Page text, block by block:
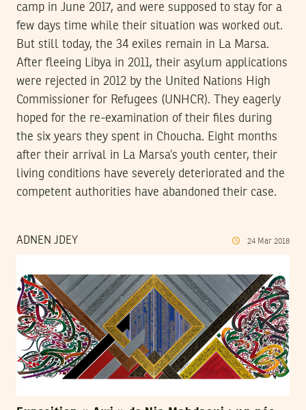
camp in June 2017, and were supposed to stay for a
few days time while their situation was worked out.
But still today, the 34 exiles remain in La Marsa.
After fleeing Libya in 2011, their asylum applications
were rejected in 2012 by the United Nations High
Commissioner for Refugees (UNHCR). They eagerly
hoped for the re-examination of their files during
the six years they spent in Choucha. Eight months
after their arrival in La Marsa’s youth center, their
living conditions have severely deteriorated and the
competent authorities have abandoned their case.
ADNEN JDEY 24 Mar 2018